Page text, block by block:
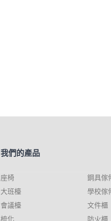
我們的產品
座椅
大班檯
會議檯
梳化
鋼具傢
學校傢
文件櫃
防火櫃